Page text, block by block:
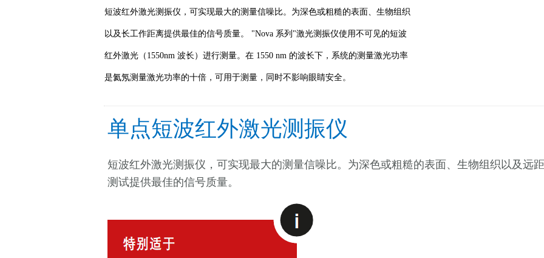
短波红外激光测振仪，可实现最大的测量信噪比。为深色或粗糙的表面、生物组织
以及长工作距离提供最佳的信号质量。 "Nova 系列"激光测振仪使用不可见的短波
红外激光（1550nm 波长）进行测量。在 1550 nm 的波长下，系统的测量激光功率
是氦氖测量激光功率的十倍，可用于测量，同时不影响眼睛安全。
单点短波红外激光测振仪
短波红外激光测振仪，可实现最大的测量信噪比。为深色或粗糙的表面、生物组织以及远
测试提供最佳的信号质量。